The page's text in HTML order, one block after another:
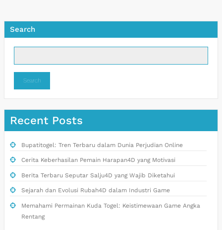
Search
Search
Recent Posts
Bupatitogel: Tren Terbaru dalam Dunia Perjudian Online
Cerita Keberhasilan Pemain Harapan4D yang Motivasi
Berita Terbaru Seputar Salju4D yang Wajib Diketahui
Sejarah dan Evolusi Rubah4D dalam Industri Game
Memahami Permainan Kuda Togel: Keistimewaan Game Angka
Rentang